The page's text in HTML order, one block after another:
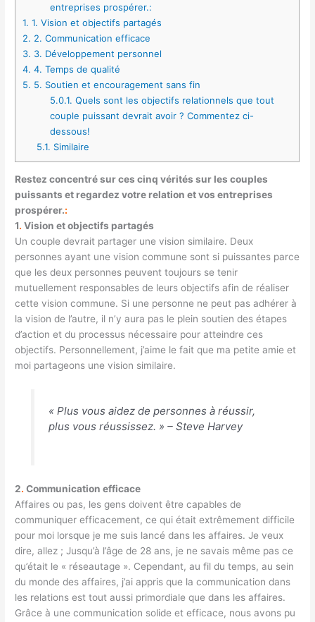
entreprises prospérer.:
1. 1. Vision et objectifs partagés
2. 2. Communication efficace
3. 3. Développement personnel
4. 4. Temps de qualité
5. 5. Soutien et encouragement sans fin
5.0.1. Quels sont les objectifs relationnels que tout
couple puissant devrait avoir ? Commentez ci-
dessous!
5.1. Similaire
Restez concentré sur ces cinq vérités sur les couples
puissants et regardez votre relation et vos entreprises
prospérer.:
1. Vision et objectifs partagés
Un couple devrait partager une vision similaire. Deux
personnes ayant une vision commune sont si puissantes parce
que les deux personnes peuvent toujours se tenir
mutuellement responsables de leurs objectifs afin de réaliser
cette vision commune. Si une personne ne peut pas adhérer à
la vision de l’autre, il n’y aura pas le plein soutien des étapes
d’action et du processus nécessaire pour atteindre ces
objectifs. Personnellement, j’aime le fait que ma petite amie et
moi partageons une vision similaire.
« Plus vous aidez de personnes à réussir,
plus vous réussissez. » – Steve Harvey
2. Communication efficace
Affaires ou pas, les gens doivent être capables de
communiquer efficacement, ce qui était extrêmement difficile
pour moi lorsque je me suis lancé dans les affaires. Je veux
dire, allez ; Jusqu’à l’âge de 28 ans, je ne savais même pas ce
qu’était le « réseautage ». Cependant, au fil du temps, au sein
du monde des affaires, j’ai appris que la communication dans
les relations est tout aussi primordiale que dans les affaires.
Grâce à une communication solide et efficace, nous avons pu